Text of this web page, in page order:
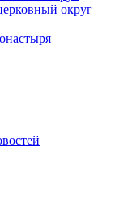
округ